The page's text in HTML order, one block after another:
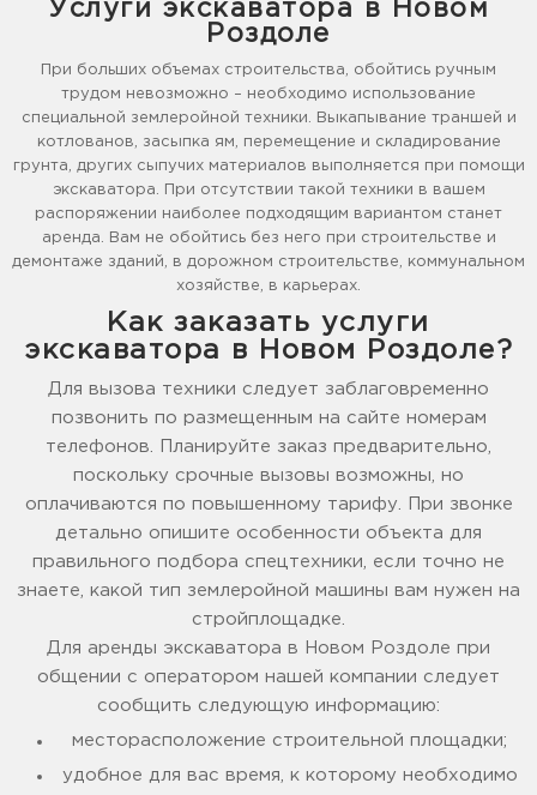
Услуги экскаватора в Новом
Роздоле
При больших объемах строительства, обойтись ручным
трудом невозможно – необходимо использование
специальной землеройной техники. Выкапывание траншей и
котлованов, засыпка ям, перемещение и складирование
грунта, других сыпучих материалов выполняется при помощи
экскаватора. При отсутствии такой техники в вашем
распоряжении наиболее подходящим вариантом станет
аренда. Вам не обойтись без него при строительстве и
демонтаже зданий, в дорожном строительстве, коммунальном
хозяйстве, в карьерах.
Как заказать услуги
экскаватора в Новом Роздоле?
Для вызова техники следует заблаговременно
позвонить по размещенным на сайте номерам
телефонов. Планируйте заказ предварительно,
поскольку срочные вызовы возможны, но
оплачиваются по повышенному тарифу. При звонке
детально опишите особенности объекта для
правильного подбора спецтехники, если точно не
знаете, какой тип землеройной машины вам нужен на
стройплощадке.
Для аренды экскаватора в Новом Роздоле при
общении с оператором нашей компании следует
сообщить следующую информацию:
месторасположение строительной площадки;
удобное для вас время, к которому необходимо